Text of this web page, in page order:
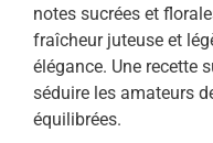
notes sucrées et
fraîcheur juteuse et
élégance. Une recette
séduire les amateurs
équilibrées.